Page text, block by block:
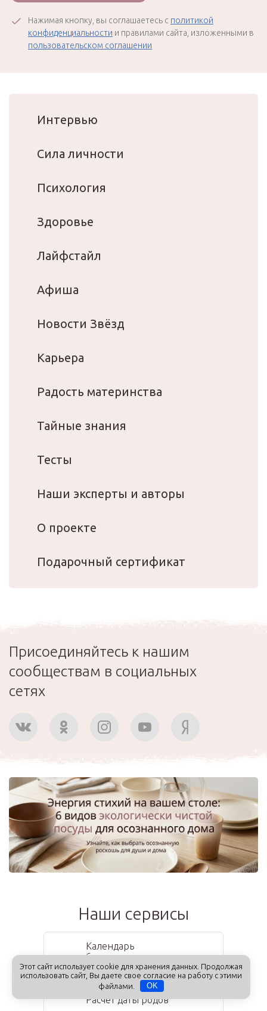
Нажимая кнопку, вы соглашаетесь с политикой
конфиденциальности и правилами сайта, изложенными в
пользовательском соглашении
Интервью
Сила личности
Психология
Здоровье
Лайфстайл
Афиша
Новости Звёзд
Карьера
Радость материнства
Тайные знания
Тесты
Наши эксперты и авторы
О проекте
Подарочный сертификат
Присоединяйтесь к нашим
сообществам в социальных
сетях
Наши сервисы
Календарь
беременности
Расчет даты родов
Этот сайт использует cookie для хранения данных. Продолжая
использовать сайт, Вы даете свое согласие на работу с этими
файлами.
OK